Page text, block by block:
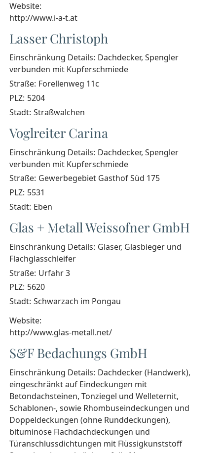
Website:
http://www.i-a-t.at
Lasser Christoph
Einschränkung Details: Dachdecker, Spengler
verbunden mit Kupferschmiede
Straße: Forellenweg 11c
PLZ: 5204
Stadt: Straßwalchen
Voglreiter Carina
Einschränkung Details: Dachdecker, Spengler
verbunden mit Kupferschmiede
Straße: Gewerbegebiet Gasthof Süd 175
PLZ: 5531
Stadt: Eben
Glas + Metall Weissofner GmbH
Einschränkung Details: Glaser, Glasbieger und
Flachglasschleifer
Straße: Urfahr 3
PLZ: 5620
Stadt: Schwarzach im Pongau
Website:
http://www.glas-metall.net/
S&F Bedachungs GmbH
Einschränkung Details: Dachdecker (Handwerk),
eingeschränkt auf Eindeckungen mit
Betondachsteinen, Tonziegel und Welleternit,
Schablonen-, sowie Rhombuseindeckungen und
Doppeldeckungen (ohne Runddeckungen),
bituminöse Flachdachdeckungen und
Türanschlussdichtungen mit Flüssigkunststoff